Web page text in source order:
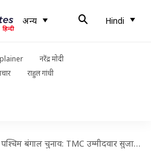
अन्य Hindi
नरेंद्र मोदी
राहुल गांधी
पश्चिम बंगाल चुनाव: TMC उम्मीदवार सुजाता मंडल ने लगाया ईंटों से हमला करने का आरोप